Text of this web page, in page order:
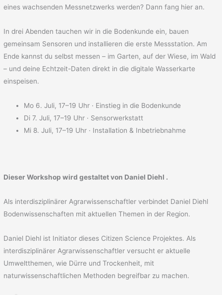
eines wachsenden Messnetzwerks werden? Dann fang hier an.
In drei Abenden tauchen wir in die Bodenkunde ein, bauen
gemeinsam Sensoren und installieren die erste Messstation. Am
Ende kannst du selbst messen – im Garten, auf der Wiese, im Wald
– und deine Echtzeit-Daten direkt in die digitale Wasserkarte
einspeisen.
Mo 6. Juli, 17–19 Uhr · Einstieg in die Bodenkunde
Di 7. Juli, 17–19 Uhr · Sensorwerkstatt
Mi 8. Juli, 17–19 Uhr · Installation & Inbetriebnahme
Dieser Workshop wird gestaltet von Daniel Diehl .
Als interdisziplinärer Agrarwissenschaftler verbindet Daniel Diehl
Bodenwissenschaften mit aktuellen Themen in der Region.
Daniel Diehl ist Initiator dieses Citizen Science Projektes. Als
interdisziplinärer Agrarwissenschaftler versucht er aktuelle
Umweltthemen, wie Dürre und Trockenheit, mit
naturwissenschaftlichen Methoden begreifbar zu machen.